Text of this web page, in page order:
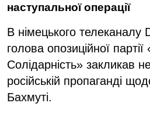
наступальної операції
В німецького телеканалу
голова опозиційної
Солідарність» закликав
російській пропаганді
Бахмуті.